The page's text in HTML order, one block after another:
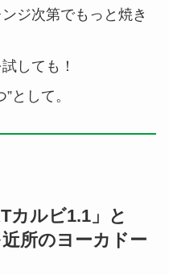
ジ次第でもっと焼き
しても！
として。
カルビ1.1」と
近所のヨーカドー